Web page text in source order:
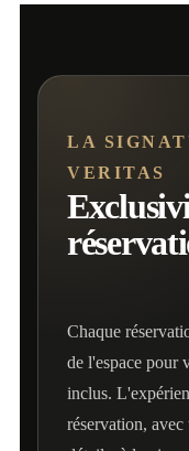
LA
VERITAS
Chaque
de l'espace pour
inclus.
réservation,